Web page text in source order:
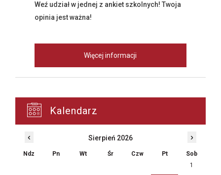
Weź udział w jednej z ankiet szkolnych! Twoja
opinia jest ważna!
Więcej informacji
Kalendarz
‹ Sierpień 2026 ›
Ndz Pn Wt Śr Czw Pt
Sob
1